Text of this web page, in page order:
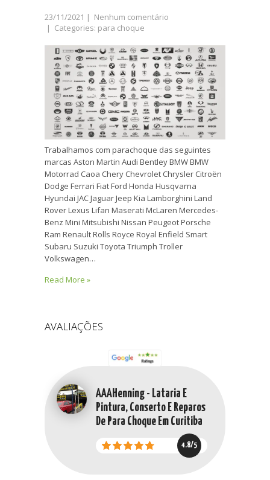
23/11/2021 | Nenhum comentário
| Categories: para choque
Trabalhamos com parachoque das seguintes
marcas Aston Martin Audi Bentley BMW BMW
Motorrad Caoa Chery Chevrolet Chrysler Citroën
Dodge Ferrari Fiat Ford Honda Husqvarna
Hyundai JAC Jaguar Jeep Kia Lamborghini Land
Rover Lexus Lifan Maserati McLaren Mercedes-
Benz Mini Mitsubishi Nissan Peugeot Porsche
Ram Renault Rolls Royce Royal Enfield Smart
Subaru Suzuki Toyota Triumph Troller
Volkswagen…
Read More »
AVALIAÇÕES
AAAHenning - Lataria E
Pintura, Conserto E Reparos
De Para Choque Em Curitiba
4.8/5